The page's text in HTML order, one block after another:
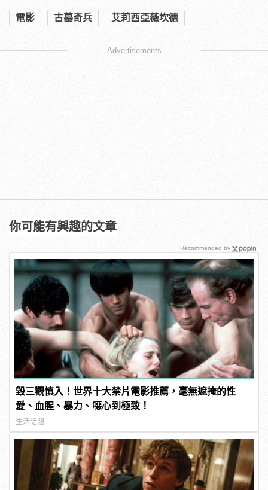
電影 古墓奇兵 艾莉西亞薇坎德
Advertisements
你可能有興趣的文章
毀三觀慎入！世界十大禁片電影推薦，毫無遮掩的性
愛、血腥、暴力、噁心到極致！
生活話題
Recommended by